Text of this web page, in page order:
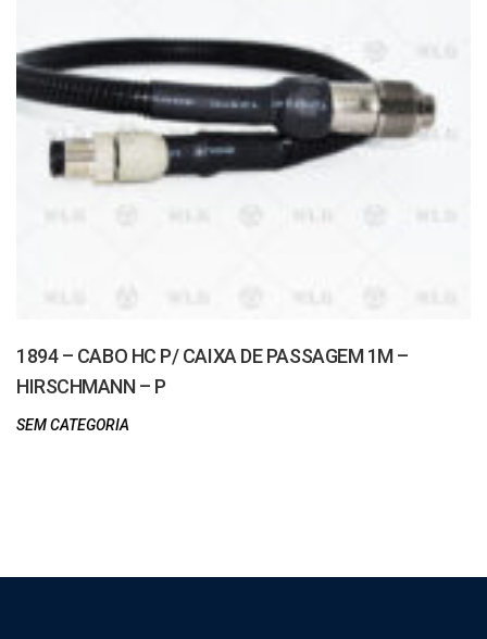
1894 – CABO HC P/ CAIXA DE PASSAGEM 1M –
HIRSCHMANN – P
SEM CATEGORIA